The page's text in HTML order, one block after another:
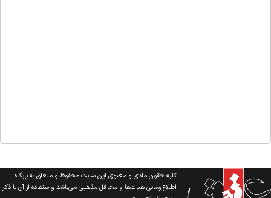
کلیه حقوق مادی و معنوی این سایت محفوظ و متعلق به پایگاه
اطلاع رسانی هیات‌ها و محافل مذهبی می‌باشد واستفاده از آن با ذکر